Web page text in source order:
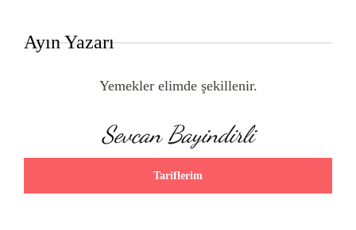
Ayın Yazarı
Yemekler elimde şekillenir.
Sevcan Bayindirli
Tariflerim